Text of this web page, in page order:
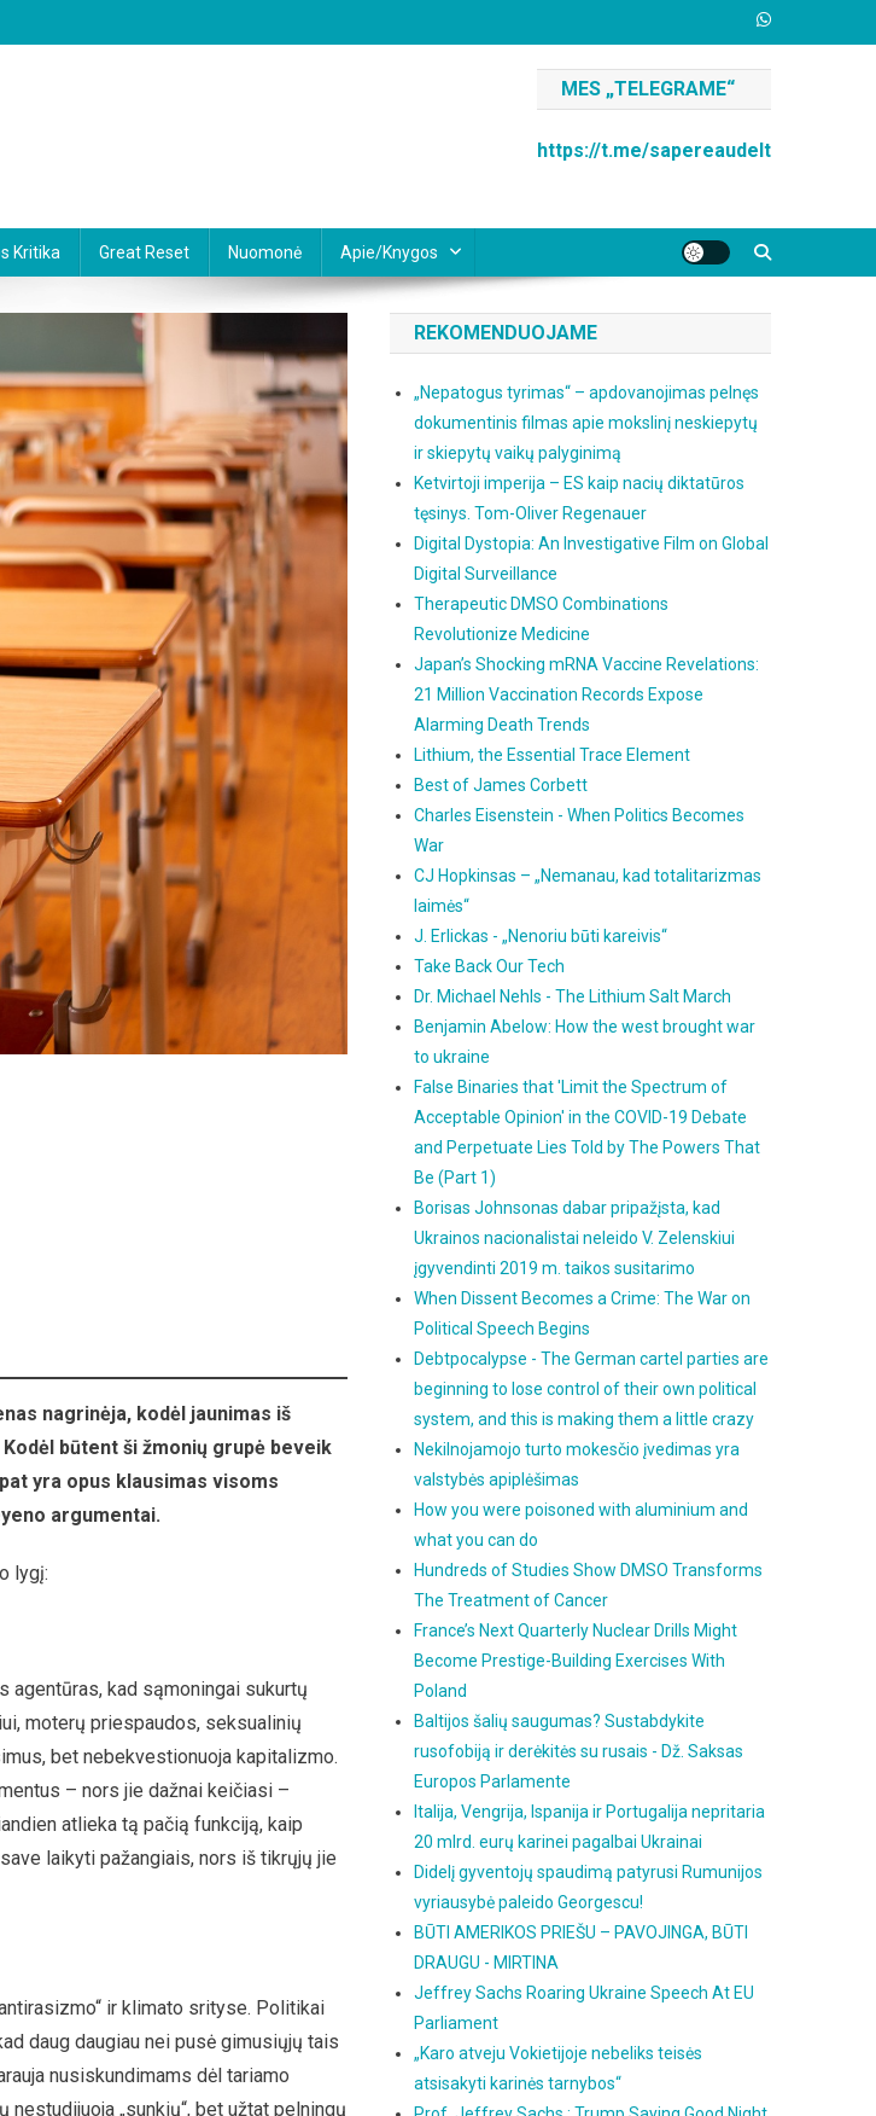
MES „TELEGRAME“
https://t.me/sapereaudelt
Kritika Great Reset Nuomonė Apie/knygos
nagrinėja, kodėl jaunimas iš
Kodėl būtent ši žmonių grupė beveik
yra opus klausimas visoms
argumentai.
lygį:
agentūras, kad sąmoningai sukurtų
moterų priespaudos, seksualinių
bet nebekvestionuoja kapitalizmo.
– nors jie dažnai keičiasi –
atlieka tą pačią funkciją, kaip
laikyti pažangiais, nors iš tikrųjų jie
ir klimato srityse. Politikai
daug daugiau nei pusė gimusiųjų tais
nusiskundimams dėl tariamo
„sunkių“, bet užtat pelningų
REKOMENDUOJAME
„Nepatogus tyrimas“ – apdovanojimas pelnęs
dokumentinis filmas apie mokslinį neskiepytų
ir skiepytų vaikų palyginimą
Ketvirtoji imperija – ES kaip nacių diktatūros
tęsinys. Tom-Oliver Regenauer
Digital Dystopia: An Investigative Film on Global
Digital Surveillance
Therapeutic DMSO Combinations
Revolutionize Medicine
Japan’s Shocking mRNA Vaccine Revelations:
21 Million Vaccination Records Expose
Alarming Death Trends
Lithium, the Essential Trace Element
Best of James Corbett
Charles Eisenstein - When Politics Becomes
War
CJ Hopkinsas – „Nemanau, kad totalitarizmas
laimės“
J. Erlickas - „Nenoriu būti kareivis“
Take Back Our Tech
Dr. Michael Nehls - The Lithium Salt March
Benjamin Abelow: How the west brought war
to ukraine
False Binaries that 'Limit the Spectrum of
Acceptable Opinion' in the COVID-19 Debate
and Perpetuate Lies Told by The Powers That
Be (Part 1)
Borisas Johnsonas dabar pripažįsta, kad
Ukrainos nacionalistai neleido V. Zelenskiui
įgyvendinti 2019 m. taikos susitarimo
When Dissent Becomes a Crime: The War on
Political Speech Begins
Debtpocalypse - The German cartel parties are
beginning to lose control of their own political
system, and this is making them a little crazy
Nekilnojamojo turto mokesčio įvedimas yra
valstybės apiplėšimas
How you were poisoned with aluminium and
what you can do
Hundreds of Studies Show DMSO Transforms
The Treatment of Cancer
France’s Next Quarterly Nuclear Drills Might
Become Prestige-Building Exercises With
Poland
Baltijos šalių saugumas? Sustabdykite
rusofobiją ir derėkitės su rusais - Dž. Saksas
Europos Parlamente
Italija, Vengrija, Ispanija ir Portugalija nepritaria
20 mlrd. eurų karinei pagalbai Ukrainai
Didelį gyventojų spaudimą patyrusi Rumunijos
vyriausybė paleido Georgescu!
BŪTI AMERIKOS PRIEŠU – PAVOJINGA, BŪTI
DRAUGU - MIRTINA
Jeffrey Sachs Roaring Ukraine Speech At EU
Parliament
„Karo atveju Vokietijoje nebeliks teisės
atsisakyti karinės tarnybos“